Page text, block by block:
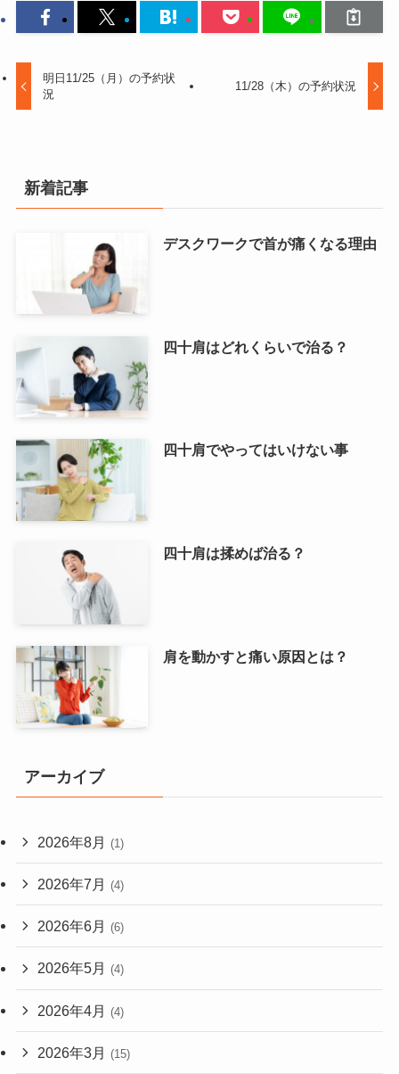
明日11/25（月）の予約状
況
11/28（木）の予約状況
新着記事
デスクワークで首が痛くなる理由
四十肩はどれくらいで治る？
四十肩でやってはいけない事
四十肩は揉めば治る？
肩を動かすと痛い原因とは？
アーカイブ
2026年8月 (1)
2026年7月 (4)
2026年6月 (6)
2026年5月 (4)
2026年4月 (4)
2026年3月 (15)